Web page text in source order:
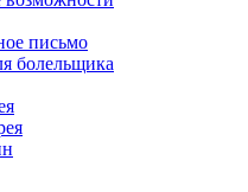
письмо
болельщика